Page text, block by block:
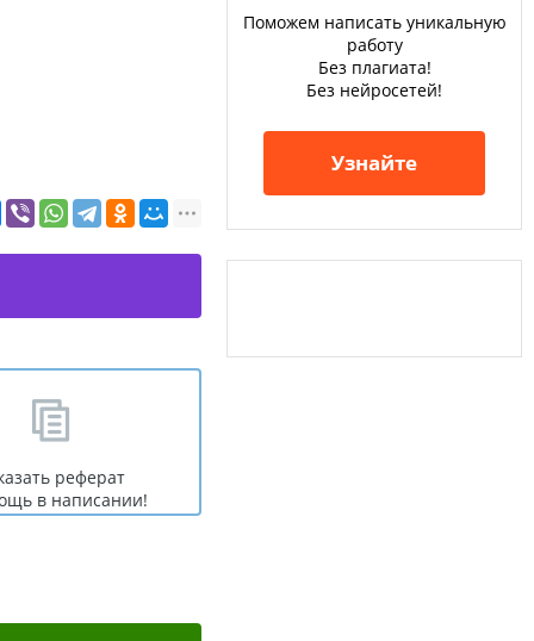
реферат
в написании!
Поможем написать уникальную
работу
Без плагиата!
Без нейросетей!
Узнайте